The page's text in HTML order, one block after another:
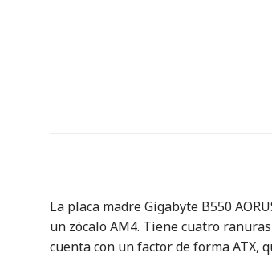
La placa madre Gigabyte B550
un zócalo AM4. Tiene cuatro ranuras
cuenta con un factor de forma ATX,